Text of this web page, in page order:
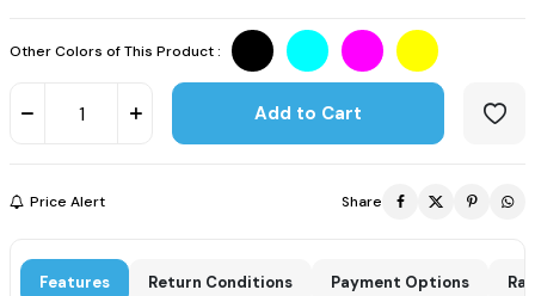
Other Colors of This Product :
Add to Cart
Price Alert Share
Features Return Conditions Payment Options